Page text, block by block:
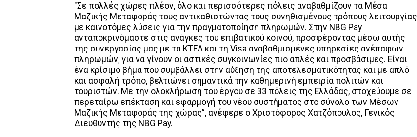
"Σε πολλές χώρες πλέον, όλο και περισσότερες πόλεις αναβαθμίζουν τα Μέσα
Μαζικής Μεταφοράς τους αντικαθιστώντας τους συνηθισμένους τρόπους λειτουργίας
με καινοτόμες λύσεις για την πραγματοποίηση πληρωμών. Στην NBG Pay
ανταποκρινόμαστε στις ανάγκες του επιβατικού κοινού, προσφέροντας μέσω αυτής
της συνεργασίας μας με τα ΚΤΕΛ και τη Visa αναβαθμισμένες υπηρεσίες ανέπαφων
πληρωμών, για να γίνουν οι αστικές συγκοινωνίες πιο απλές και προσβάσιμες. Είναι
ένα κρίσιμο βήμα που συμβάλλει στην αύξηση της αποτελεσματικότητας και με απλό
και ασφαλή τρόπο, βελτιώνει σημαντικά την καθημερινή εμπειρία πολιτών και
τουριστών. Με την ολοκλήρωση του έργου σε 33 πόλεις της Ελλάδας, στοχεύουμε σε
περεταίρω επέκταση και εφαρμογή του νέου συστήματος στο σύνολο των Μέσων
Μαζικής Μεταφοράς της χώρας”, ανέφερε o Χριστόφορος Χατζόπουλος, Γενικός
Διευθυντής της NBG Pay.